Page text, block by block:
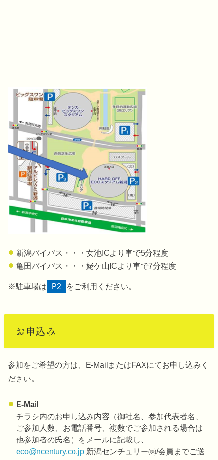
新潟バイパス・・・女池ICより車で5分程度
亀田バイパス・・・姥ケ山ICより車で7分程度
※駐車場は P2 をご利用ください。
お申込み
参加をご希望の方は、E-MailまたはFAXにてお申し込みく
ださい。
E-Mail
チラシ内のお申し込み内容（御社名、参加代表者名、
ご参加人数、お電話番号、複数でご参加される場合は
他参加者の氏名）をメールに記載し、
eco@ncentury.co.jp新潟センチュリー㈱/会員までご送